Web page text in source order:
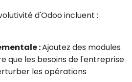
d'Odoo incluent :
:Ajoutez des modules
que les besoins de l'entreprise
les opérations